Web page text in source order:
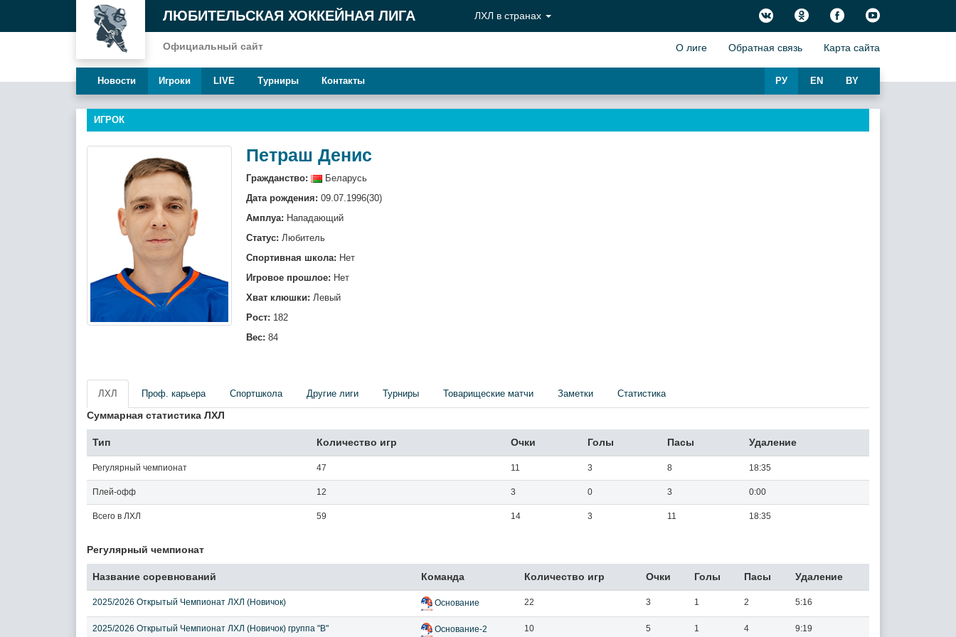
ЛЮБИТЕЛЬСКАЯ ХОККЕЙНАЯ ЛИГА
Официальный сайт
ЛХЛ в странах
О лиге Обратная связь Карта сайта
Новости Игроки LIVE Турниры Контакты BY
EN
РУ
ИГРОК
Петраш Денис
Гражданство:
Беларусь
Дата рождения: 09.07.1996(30)
Амплуа: Нападающий
Статус: Любитель
Спортивная школа: Нет
Игровое прошлое: Нет
Хват клюшки: Левый
Рост: 182
Вес: 84
ЛХЛ Проф. карьера Спортшкола Другие лиги Турниры Товарищеские матчи Заметки Статистика
Суммарная статистика ЛХЛ
Тип Количество игр Очки Голы Пасы Удаление
Регулярный чемпионат 47 11 3 8 18:35
Плей-офф 12 3 0 3 0:00
Всего в ЛХЛ 59 14 3 11 18:35
Регулярный чемпионат
Название соревнований Команда Количество игр Очки Голы Пасы Удаление
2025/2026 Открытый Чемпионат ЛХЛ (Новичок) Основание 22 3 1 2 5:16
2025/2026 Открытый Чемпионат ЛХЛ (Новичок) группа "В" Основание-2 10 5 1 4 9:19